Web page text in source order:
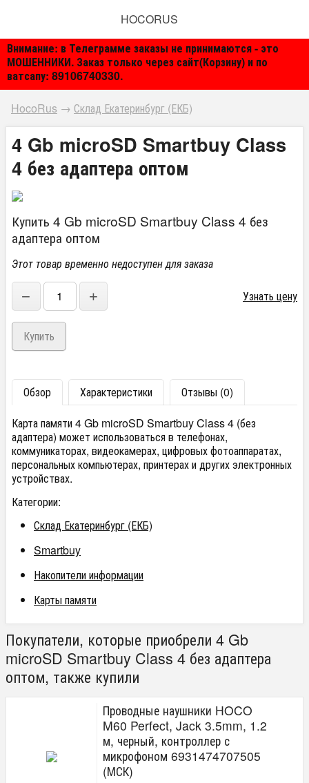
Внимание: в Телеграмме заказы не принимаются - это
МОШЕННИКИ. Заказ только через сайт(Корзину) и по
ватсапу: 89106740330.
HOCORUS
HocoRus → Склад Екатеринбург (ЕКБ)
4 Gb microSD Smartbuy Class
4 без адаптера оптом
Купить 4 Gb microSD Smartbuy Class 4 без
адаптера оптом
Этот товар временно недоступен для заказа
− + Узнать цену
Обзор Характеристики
Отзывы (0)
Карта памяти 4 Gb microSD Smartbuy Class 4 (без
адаптера) может использоваться в телефонах,
коммуникаторах, видеокамерах, цифровых фотоаппаратах,
персональных компьютерах, принтерах и других электронных
устройствах.
Категории:
Склад Екатеринбург (ЕКБ)
Smartbuy
Накопители информации
Карты памяти
Покупатели, которые приобрели 4 Gb
microSD Smartbuy Class 4 без адаптера
оптом, также купили
Проводные наушники HOCO
M60 Perfect, Jack 3.5mm, 1.2
м, черный, контроллер с
микрофоном 6931474707505
(МСК)